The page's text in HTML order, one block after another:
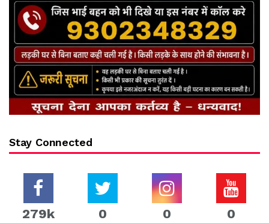
Stay Connected
279k 0 0 0